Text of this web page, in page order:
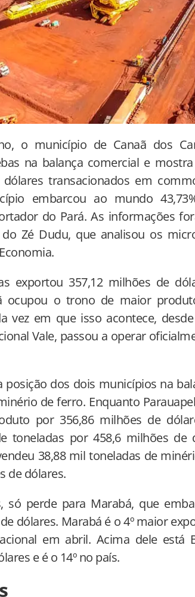
o município de Canaã dos
na balança comercial e
transacionados em
embarcou ao mundo
do Pará. As informações
Zé Dudu, que analisou os
exportou 357,12 milhões de
ocupou o trono de maior
vez em que isso acontece,
Vale, passou a operar
dos dois municípios na
de ferro. Enquanto
por 356,86 milhões de
toneladas por 458,6 milhões de
38,88 mil toneladas de
de dólares.
só perde para Marabá, que
dólares. Marabá é o 4º maior
em abril. Acima dele está
e é o 14º no país.